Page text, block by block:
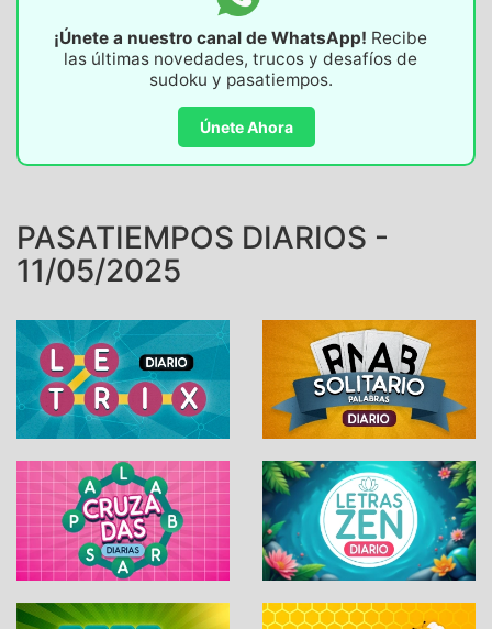
¡Únete a nuestro canal de WhatsApp! Recibe
las últimas novedades, trucos y desafíos de
sudoku y pasatiempos.
Únete Ahora
PASATIEMPOS DIARIOS -
11/05/2025